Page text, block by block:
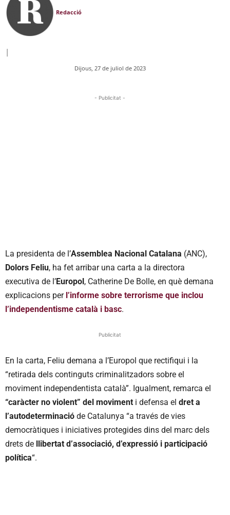
Redacció
|
Dijous, 27 de juliol de 2023
- Publicitat -
La presidenta de l’Assemblea Nacional Catalana (ANC),
Dolors Feliu, ha fet arribar una carta a la directora
executiva de l’Europol, Catherine De Bolle, en què demana
explicacions per l’informe sobre terrorisme que inclou
l’independentisme català i basc.
Publicitat
En la carta, Feliu demana a l’Europol que rectifiqui i la
“retirada dels continguts criminalitzadors sobre el
moviment independentista català”. Igualment, remarca el
“caràcter no violent” del moviment i defensa el dret a
l’autodeterminació de Catalunya “a través de vies
democràtiques i iniciatives protegides dins del marc dels
drets de llibertat d’associació, d’expressió i participació
política“.